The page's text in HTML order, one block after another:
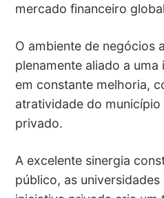
mercado financeiro
O ambiente de negócios
plenamente aliado a
em constante melhoria,
atratividade do
privado.
A excelente sinergia
público, as universidades